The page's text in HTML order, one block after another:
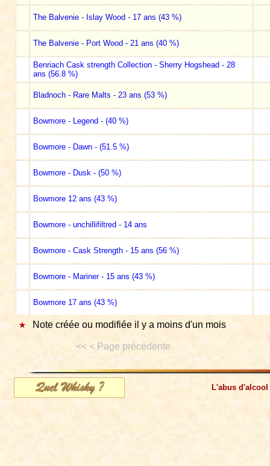
The Balvenie - Islay Wood - 17 ans (43 %)
The Balvenie - Port Wood - 21 ans (40 %)
Benriach Cask strength Collection - Sherry Hogshead - 28
ans (56.8 %)
Bladnoch - Rare Malts - 23 ans (53 %)
Bowmore - Legend - (40 %)
Bowmore - Dawn - (51.5 %)
Bowmore - Dusk - (50 %)
Bowmore 12 ans (43 %)
Bowmore - unchillifiltred - 14 ans
Bowmore - Cask Strength - 15 ans (56 %)
Bowmore - Mariner - 15 ans (43 %)
Bowmore 17 ans (43 %)
Note créée ou modifiée il y a moins d'un mois
<< < Page précédente
L'abus